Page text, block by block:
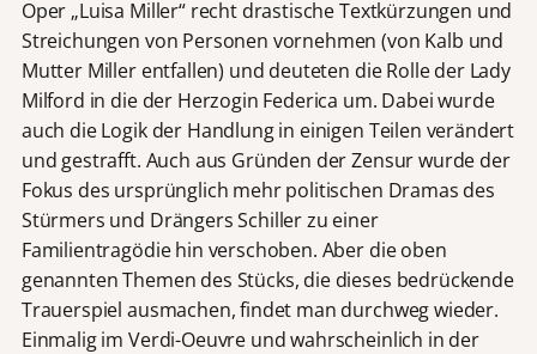
Oper „Luisa Miller“ recht drastische Textkürzungen und
Streichungen von Personen vornehmen (von Kalb und
Mutter Miller entfallen) und deuteten die Rolle der Lady
Milford in die der Herzogin Federica um. Dabei wurde
auch die Logik der Handlung in einigen Teilen verändert
und gestrafft. Auch aus Gründen der Zensur wurde der
Fokus des ursprünglich mehr politischen Dramas des
Stürmers und Drängers Schiller zu einer
Familientragödie hin verschoben. Aber die oben
genannten Themen des Stücks, die dieses bedrückende
Trauerspiel ausmachen, findet man durchweg wieder.
Einmalig im Verdi-Oeuvre und wahrscheinlich in der